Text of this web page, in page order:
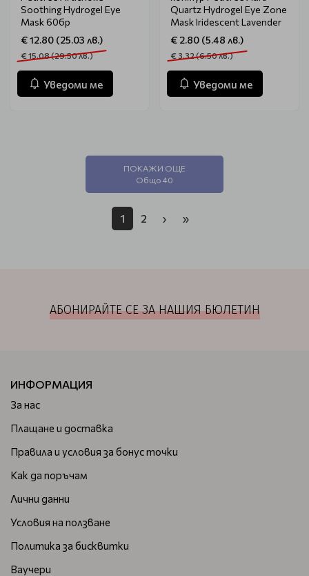
Soothing Hydrogel Eye
Mask 60бр
€ 12.80 (25.03 лв.)
€ 15.08 (29.50 лв.)
Уведоми ме
Quartz Hydrogel Eye Zone
Mask Iridescent Lavender
€ 2.80 (5.48 лв.)
€ 3.32 (6.50 лв.)
Уведоми ме
ПОКАЖИ ОЩЕ
Общо 40
1 2 › »
АБОНИРАЙТЕ СЕ ЗА НАШИЯ БЮЛЕТИН
ИНФОРМАЦИЯ
За нас
Плащане и доставка
Правила и условия за бонус точки
Как да поръчам
Лични данни
Условия на ползване
Политика за бисквитки
Ваучери